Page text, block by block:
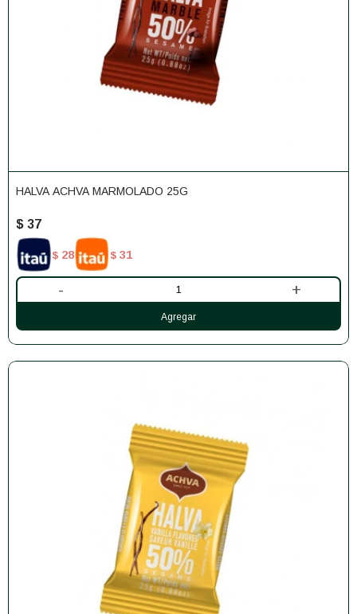
HALVA ACHVA MARMOLADO 25G
$ 37
$ 28 $ 31
- +